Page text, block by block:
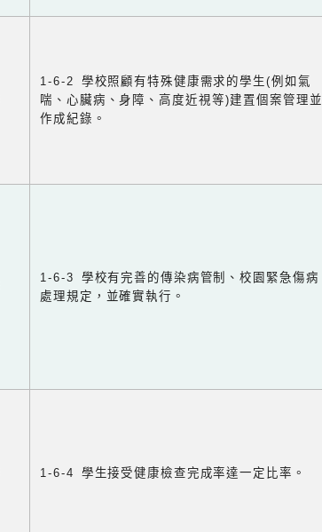
1-6-2 學校照顧有特殊健康需求的學生(例如氣
喘、心臟病、身障、高度近視等)建置個案管理並
作成紀錄。
1-6-3 學校有完善的傳染病管制、校園緊急傷病
處理規定，並確實執行。
1-6-4 學生接受健康檢查完成率達一定比率。